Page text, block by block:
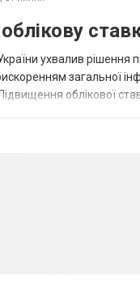
ухвалив рішення
загальної
облікової